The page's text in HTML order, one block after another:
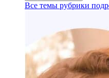
Все темы рубрики